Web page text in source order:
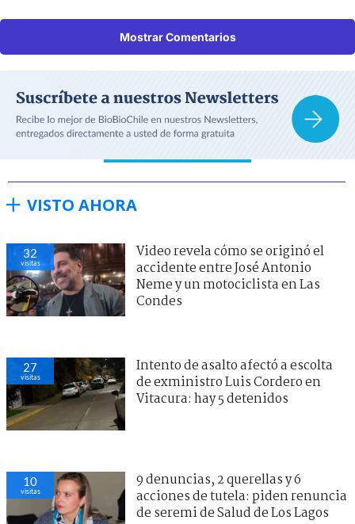
Mostrar Comentarios
VISTO AHORA
32
visitas
Video revela cómo se originó el
accidente entre José Antonio
Neme y un motociclista en Las
Condes
27
visitas
Intento de asalto afectó a escolta
de exministro Luis Cordero en
Vitacura: hay 5 detenidos
10
visitas
9 denuncias, 2 querellas y 6
acciones de tutela: piden renuncia
de seremi de Salud de Los Lagos